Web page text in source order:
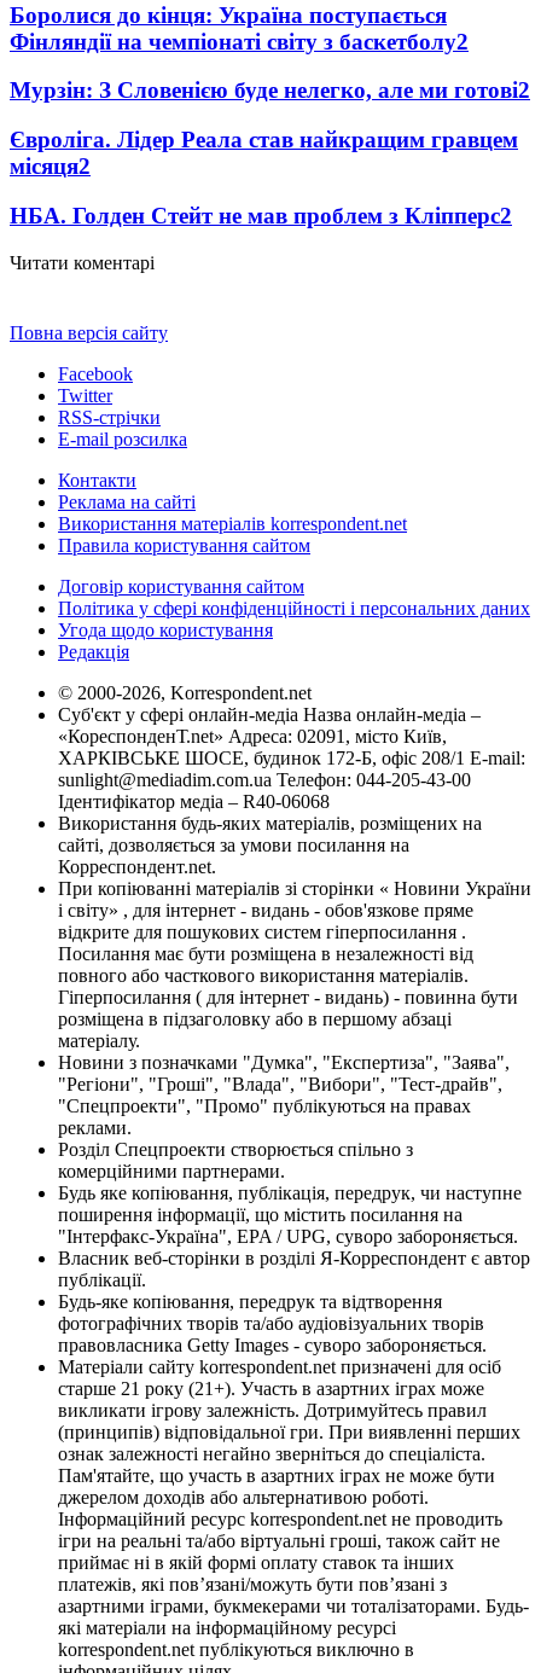
Боролися до кінця: Україна поступається
Фінляндії на чемпіонаті світу з баскетболу2
Мурзін: З Словенією буде нелегко, але ми готові2
Євроліга. Лідер Реала став найкращим гравцем
місяця2
НБА. Голден Стейт не мав проблем з Кліпперс2
Читати коментарі
Повна версія сайту
Facebook
Twitter
RSS-стрічки
E-mail розсилка
Контакти
Реклама на сайті
Використання матеріалів korrespondent.net
Правила користування сайтом
Договір користування сайтом
Політика у сфері конфіденційності і персональних даних
Угода щодо користування
Редакція
© 2000-2026, Korrespondent.net
Суб'єкт у сфері онлайн-медіа Назва онлайн-медіа –
«КореспонденТ.net» Адреса: 02091, місто Київ,
ХАРКІВСЬКЕ ШОСЕ, будинок 172-Б, офіс 208/1 E-mail:
sunlight@mediadim.com.ua Телефон: 044-205-43-00
Ідентифікатор медіа – R40-06068
Використання будь-яких матеріалів, розміщених на
сайті, дозволяється за умови посилання на
Корреспондент.net.
При копіюванні матеріалів зі сторінки « Новини України
і світу» , для інтернет - видань - обов'язкове пряме
відкрите для пошукових систем гіперпосилання .
Посилання має бути розміщена в незалежності від
повного або часткового використання матеріалів.
Гіперпосилання ( для інтернет - видань) - повинна бути
розміщена в підзаголовку або в першому абзаці
матеріалу.
Новини з позначками "Думка", "Експертиза", "Заява",
"Регіони", "Гроші", "Влада", "Вибори", "Тест-драйв",
"Спецпроекти", "Промо" публікуються на правах
реклами.
Розділ Спецпроекти створюється спільно з
комерційними партнерами.
Будь яке копіювання, публікація, передрук, чи наступне
поширення інформації, що містить посилання на
"Інтерфакс-Україна", EPA / UPG, суворо забороняється.
Власник веб-сторінки в розділі Я-Корреспондент є автор
публікації.
Будь-яке копіювання, передрук та відтворення
фотографічних творів та/або аудіовізуальних творів
правовласника Getty Images - суворо забороняється.
Матеріали сайту korrespondent.net призначені для осіб
старше 21 року (21+). Участь в азартних іграх може
викликати ігрову залежність. Дотримуйтесь правил
(принципів) відповідальної гри. При виявленні перших
ознак залежності негайно зверніться до спеціаліста.
Пам'ятайте, що участь в азартних іграх не може бути
джерелом доходів або альтернативою роботі.
Інформаційний ресурс korrespondent.net не проводить
ігри на реальні та/або віртуальні гроші, також сайт не
приймає ні в якій формі оплату ставок та інших
платежів, які пов’язані/можуть бути пов’язані з
азартними іграми, букмекерами чи тоталізаторами. Будь-
які матеріали на інформаційному ресурсі
korrespondent.net публікуються виключно в